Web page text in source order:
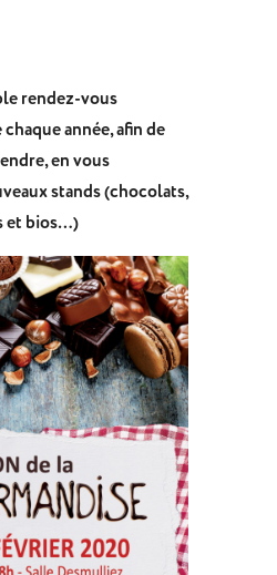
rendez-vous
année, afin de
en vous
stands (chocolats,
et bios…)